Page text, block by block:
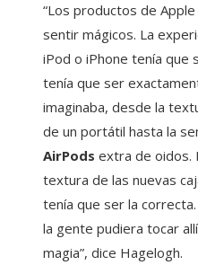
“Los productos de
sentir mágicos. La
iPod o iPhone tenía que
tenía que ser
imaginaba, desde la
de un portátil hasta la
AirPods extra de oidos.
textura de las nuevas
tenía que ser la
la gente pudiera tocar
magia”, dice Hagelogh.